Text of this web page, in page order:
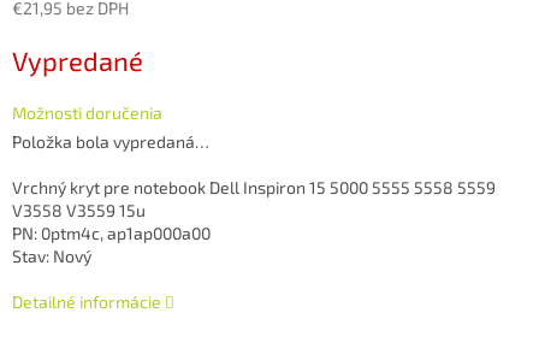
€21,95 bez DPH
cena:
Vypredané
Možnosti doručenia
Položka bola vypredaná…
Vrchný kryt pre notebook Dell Inspiron 15 5000 5555 5558 5559
V3558 V3559 15u
PN: 0ptm4c, ap1ap000a00
Stav: Nový
Detailné informácie